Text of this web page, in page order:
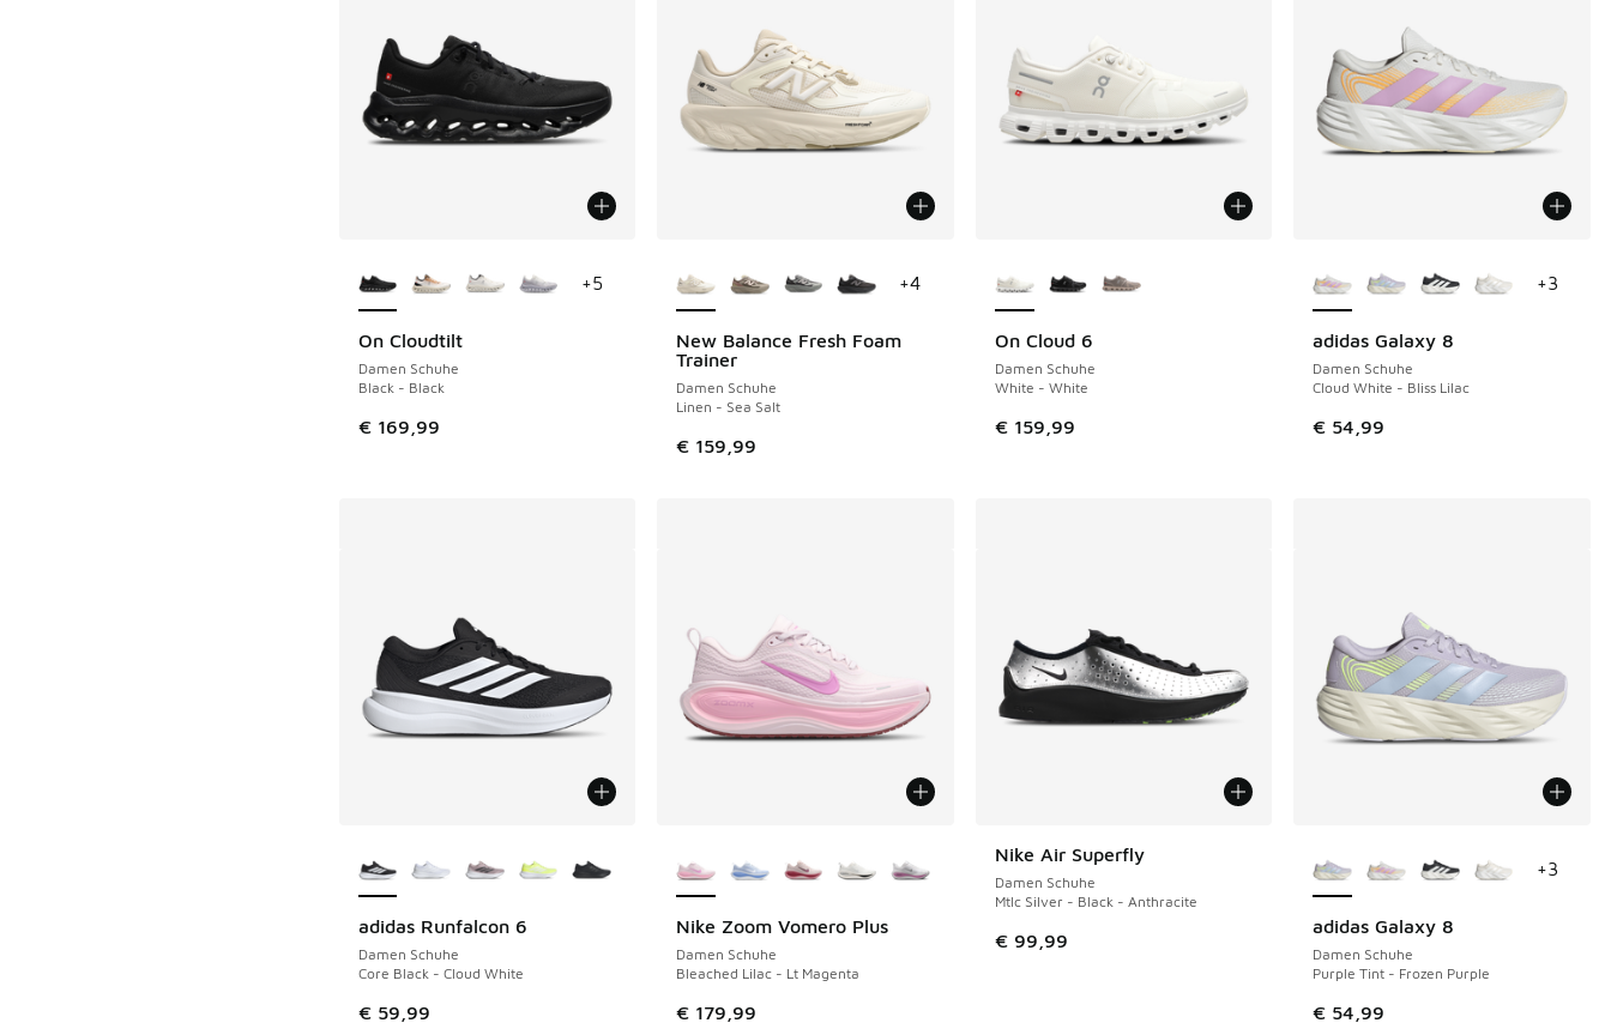
On Cloudtilt
Damen Schuhe
Black - Black
€ 169,99
+5
New Balance Fresh Foam
Trainer
Damen Schuhe
Linen - Sea Salt
€ 159,99
+4
On Cloud 6
Damen Schuhe
White - White
€ 159,99
adidas Galaxy 8
Damen Schuhe
Cloud White - Bliss Lilac
€ 54,99
+3
adidas Runfalcon 6
Damen Schuhe
Core Black - Cloud White
€ 59,99
Nike Zoom Vomero Plus
Damen Schuhe
Bleached Lilac - Lt Magenta
€ 179,99
Nike Air Superfly
Damen Schuhe
Mtlc Silver - Black - Anthracite
€ 99,99
adidas Galaxy 8
Damen Schuhe
Purple Tint - Frozen Purple
€ 54,99
+3